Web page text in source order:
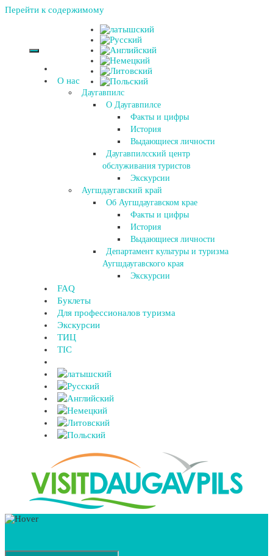
Перейти к содержимому
О нас
Даугавпилс
О Даугавпилсе
Факты и цифры
История
Выдающиеся личности
Даугавпилсский центр
обслуживания туристов
Экскурсии
Аугшдаугавский край
Об Аугшдаугавском крае
Факты и цифры
История
Выдающиеся личности
Департамент культуры и туризма
Аугшдаугавского края
Экскурсии
FAQ
Буклеты
Для профессионалов туризма
Экскурсии
ТИЦ
TIC